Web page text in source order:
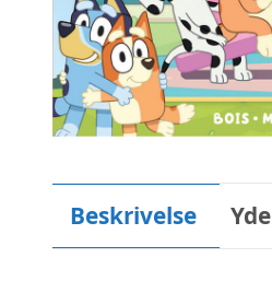
Beskrivelse